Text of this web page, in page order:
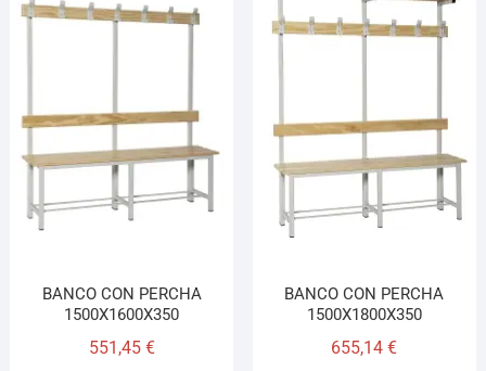
BANCO CON PERCHA
1500X1600X350
551,45 €
BANCO CON PERCHA
1500X1800X350
655,14€